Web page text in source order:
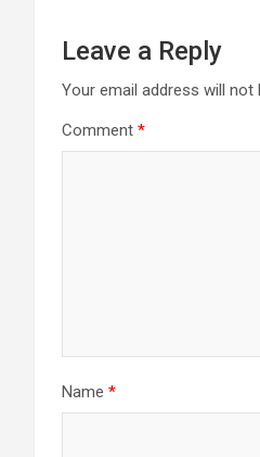
Leave a Reply
Your email address will not
Comment *
Name *